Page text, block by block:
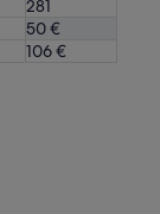
281
50 €
106 €